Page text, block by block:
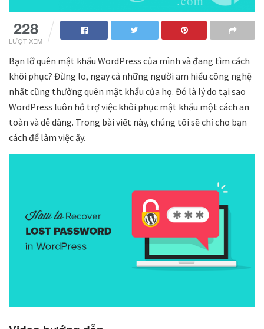
228
LƯỢT XEM
Bạn lỡ quên mật khẩu WordPress của mình và đang tìm cách
khôi phục? Đừng lo, ngay cả những người am hiểu công nghệ
nhất cũng thường quên mật khẩu của họ. Đó là lý do tại sao
WordPress luôn hỗ trợ việc khôi phục mật khẩu một cách an
toàn và dễ dàng. Trong bài viết này, chúng tôi sẽ chỉ cho bạn
cách để làm việc ấy.